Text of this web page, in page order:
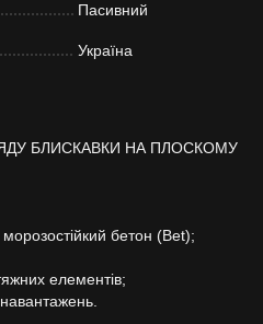
Пасивний
Україна
БЛИСКАВКИ НА ПЛОСКОМУ
бетон (Вet);
елементів;
навантажень.